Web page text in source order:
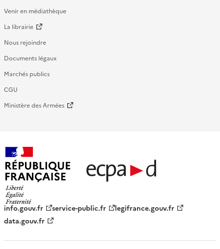
Venir en médiathèque
La librairie
Nous rejoindre
Documents légaux
Marchés publics
CGU
Ministère des Armées
française - ECPAD
info.gouv.fr service-public.fr
legifrance.gouv.fr
data.gouv.fr